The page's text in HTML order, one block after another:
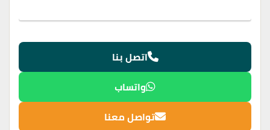
اتصل بنا
واتساب
تواصل معنا